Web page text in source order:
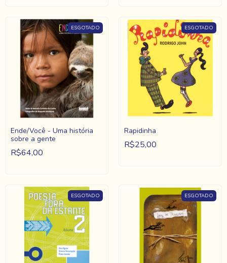
ESGOTADO
Ende/Você - Uma história
sobre a gente
R$64,00
ESGOTADO
Rapidinha
R$25,00
ESGOTADO ESGOTADO